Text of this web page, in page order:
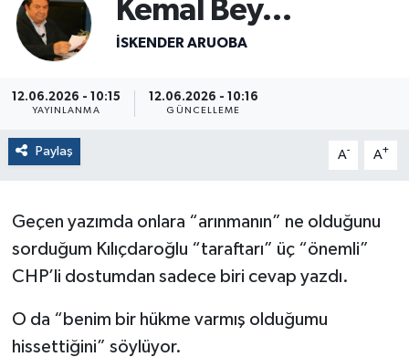
Kemal Bey…
İSKENDER ARUOBA
12.06.2026 - 10:15
YAYINLANMA
12.06.2026 - 10:16
GÜNCELLEME
Paylaş A- A+
Geçen yazımda onlara “arınmanın” ne olduğunu
sorduğum Kılıçdaroğlu “taraftarı” üç “önemli”
CHP’li dostumdan sadece biri cevap yazdı.
O da “benim bir hükme varmış olduğumu
hissettiğini” söylüyor.
MAGAZİN
RESMİ REKLAMLAR
YAŞAM
MAGAZİN
RESMİ REKLAMLAR
Tüm Manşetler
Son Dakika Haberleri
Haber Arşivi